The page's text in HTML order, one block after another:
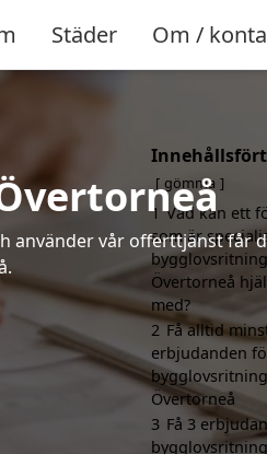
Städer Om /
använder vår offerttjänst får
gömma
1 Vad kan ett
som är
Övertorneå
med?
2 Få alltid
erbjudanden
Övertorneå
3 Få 3